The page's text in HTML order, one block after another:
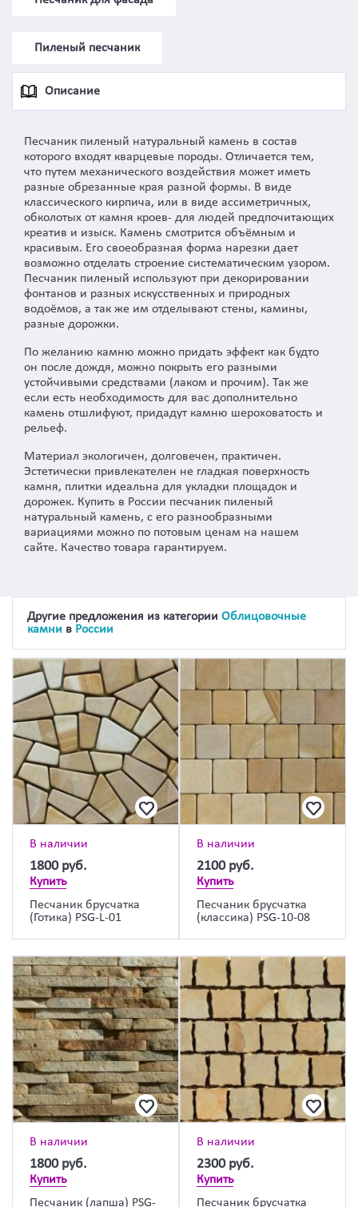
Пиленый песчаник
Описание
Песчаник пиленый натуральный камень в состав
которого входят кварцевые породы. Отличается тем,
что путем механического воздействия может иметь
разные обрезанные края разной формы. В виде
классического кирпича, или в виде ассиметричных,
обколотых от камня кроев- для людей предпочитающих
креатив и изыск. Камень смотрится объёмным и
красивым. Его своеобразная форма нарезки дает
возможно отделать строение систематическим узором.
Песчаник пиленый используют при декорировании
фонтанов и разных искусственных и природных
водоёмов, а так же им отделывают стены, камины,
разные дорожки.
По желанию камню можно придать эффект как будто
он после дождя, можно покрыть его разными
устойчивыми средствами (лаком и прочим). Так же
если есть необходимость для вас дополнительно
камень отшлифуют, придадут камню шероховатость и
рельеф.
Материал экологичен, долговечен, практичен.
Эстетически привлекателен не гладкая поверхность
камня, плитки идеальна для укладки площадок и
дорожек. Купить в России песчаник пиленый
натуральный камень, с его разнообразными
вариациями можно по потовым ценам на нашем
сайте. Качество товара гарантируем.
Другие предложения из категории Облицовочные
камни в России
В наличии
1800 руб.
Купить
Песчаник брусчатка
(Готика) PSG-L-01
В наличии
2100 руб.
Купить
Песчаник брусчатка
(классика) PSG-10-08
В наличии
1800 руб.
Купить
Песчаник (лапша) PSG-
В наличии
2300 руб.
Купить
Песчаник брусчатка